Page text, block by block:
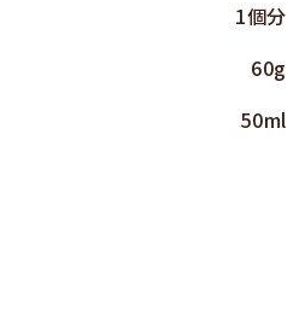
1個分
60g
50ml